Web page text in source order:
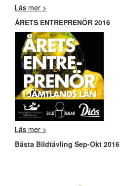
Läs mer >
ÅRETS ENTREPRENÖR 2016
Läs mer >
Bästa Bildtävling Sep-Okt 2016